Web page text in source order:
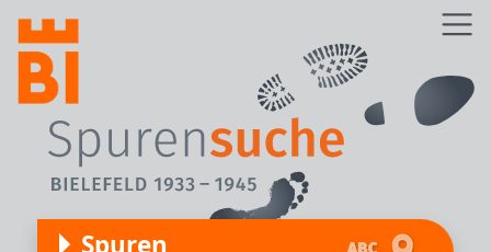
Direkt zum Inhalt
Spuren